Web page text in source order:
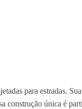
para estradas.
construção única é